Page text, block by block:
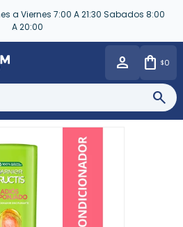
a Viernes 7:00 A 21:30 Sabados 8:00
A 20:00
$0